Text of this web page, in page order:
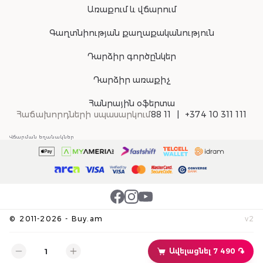
Ավելացնել 7 490 ֏
Առաքում և վճարում
Գաղտնիության քաղաքականություն
Դարձիր գործընկեր
Դարձիր առաքիչ
Հանրային օֆերտա
Հաճախորդների սպասարկում88 11 +374 10 311 111
© 2011-2026 - Buy.am v2
Վճարման եղանակներ